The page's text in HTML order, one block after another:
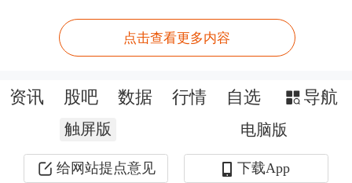
点击查看更多内容
资讯 股吧 数据 行情 自选 导航
触屏版 电脑版
给网站提点意见 下载App